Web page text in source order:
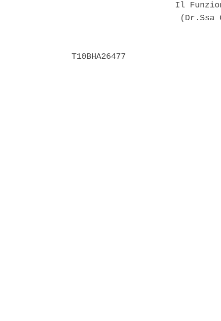
Il